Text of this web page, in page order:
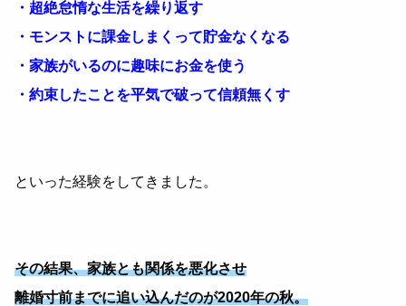
・超絶怠惰な生活を繰り返す
・モンストに課金しまくって貯金なくなる
・家族がいるのに趣味にお金を使う
・約束したことを平気で破って信頼無くす
といった経験をしてきました。
その結果、家族とも関係を悪化させ
離婚寸前までに追い込んだのが2020年の秋。